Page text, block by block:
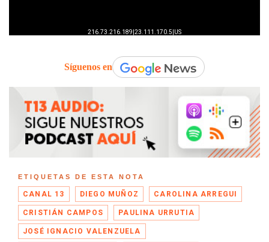
Síguenos en
ETIQUETAS DE ESTA NOTA
CANAL 13 DIEGO MUÑOZ CAROLINA ARREGUI
CRISTIÁN CAMPOS PAULINA URRUTIA
JOSÉ IGNACIO VALENZUELA